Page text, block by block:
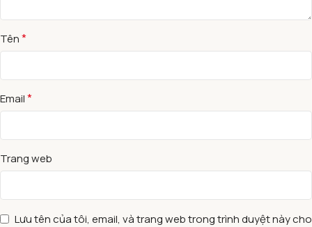
Tên*
Email*
Trang web
Lưu tên của tôi, email, và trang web trong trình duyệt này cho